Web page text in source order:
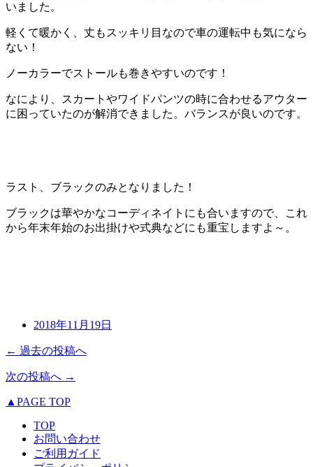
いました。
軽くて暖かく、丈もスッキリ目なので車の運転中も気になら
ない！
ノーカラーでストールも巻きやすいのです！
なにより、スカートやワイドパンツの時に合わせるアウター
に困っていたのが解消できました。バランスが良いのです。
ラスト、ブラックのみとなりました！
ブラックは華やかなコーディネイトにも合いますので、これ
から年末年始のお出掛けや式典などにも重宝しますよ～。
2018年11月19日
← 過去の投稿へ
次の投稿へ →
▲PAGE TOP
TOP
お問い合わせ
ご利用ガイド